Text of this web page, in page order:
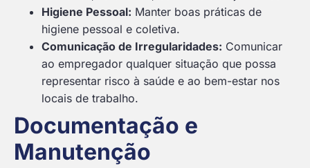
Higiene Pessoal: Manter boas práticas de
higiene pessoal e coletiva.
Comunicação de Irregularidades: Comunicar
ao empregador qualquer situação que possa
representar risco à saúde e ao bem-estar nos
locais de trabalho.
Documentação e
Manutenção